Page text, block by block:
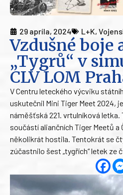
29 apríla, 2024 L+K,
Vzdušné boje
„Tygrů“ v
CLV LOM
V Centru leteckého výcviku
uskutečnil Mini Tiger Meet 2024,
náměšťská 221. vrtulníková
součástí aliančních Tiger Meetů a
několikrát hostila. Tentokrát se
zúčastnilo šest „tygřích“ letek ze